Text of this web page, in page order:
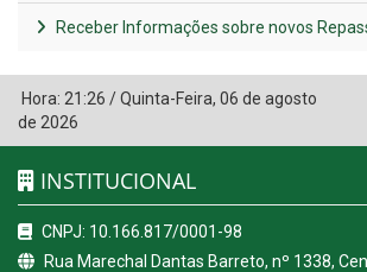
Receber Informações sobre novos
Hora: 21:26 /Quinta-Feira, 06 de agosto
de 2026
INSTITUCIONAL
CNPJ: 10.166.817/0001-98
Rua Marechal Dantas Barreto, nº 1338,